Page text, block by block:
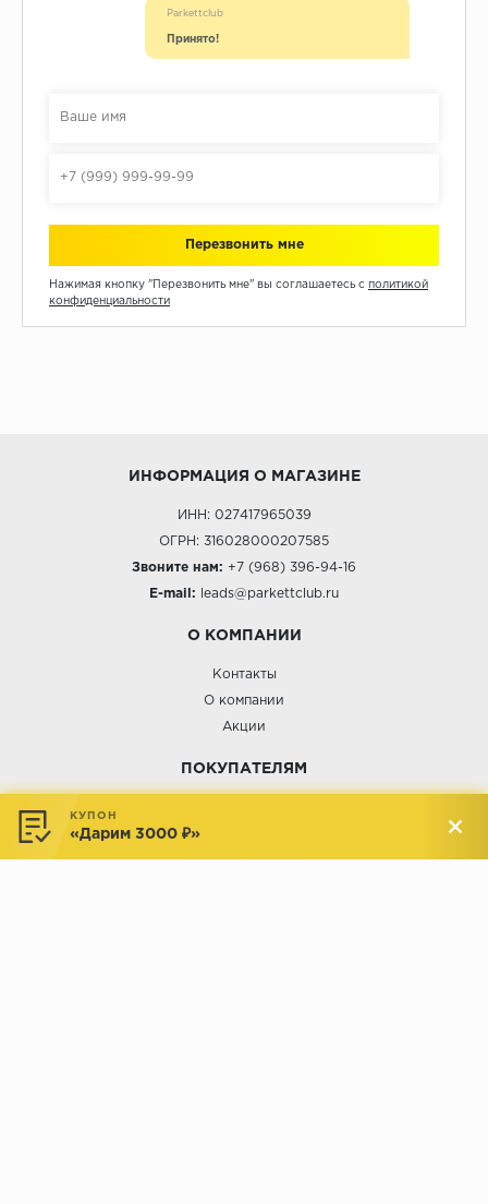
Parkettclub
Принято!
Нажимая кнопку "Перезвонить мне" вы соглашаетесь с политикой
конфиденциальности
ИНФОРМАЦИЯ О МАГАЗИНЕ
ИНН: 027417965039
ОГРН: 316028000207585
Звоните нам: +7 (968) 396-94-16
E-mail: leads@parkettclub.ru
О КОМПАНИИ
Контакты
О компании
Акции
ПОКУПАТЕЛЯМ
Доставка и оплата
Обмен и возврат
КУПОН
«Дарим 3000 ₽»